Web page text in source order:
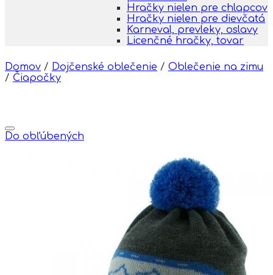
Hračky nielen pre chlapcov
Hračky nielen pre dievčatá
Karneval, prevleky, oslavy
Licenčné hračky, tovar
Domov / Dojčenské oblečenie / Oblečenie na zimu
/ Čiapočky
Do obľúbených